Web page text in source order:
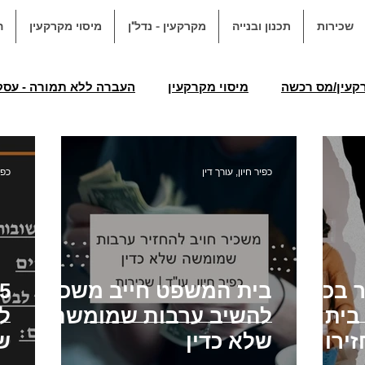
מיסוי מקרקעין מקרקעין - נדל"ן תכנון ובנייה שכירות
מס רכשה מיסוי מקרקעין העברה ללא תמורה -
לנכה ולעולה חדש מס רכישה פטור ממס רכישה לצורכי ילד
מס שבח שימוש חורג הקלה מתכנית הקלה
צמודי קרקע ליקויי בניה ליקויי בנייה - אי התאמות
הערת אזהרה הסכם מכר איחור במסירת דירה בעסקה
בכח
בית
בית המשפט חייב משכיר
להשיב ערבות שמומשה
שלא כדין
כפיר חיון, עורך דין